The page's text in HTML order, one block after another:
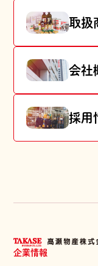
取扱
会社
採用
企業情報